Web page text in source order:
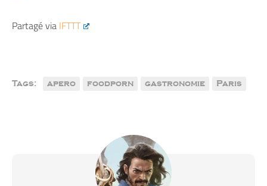
Partagé via IFTTT
Tags: apero foodporn gastronomie Paris